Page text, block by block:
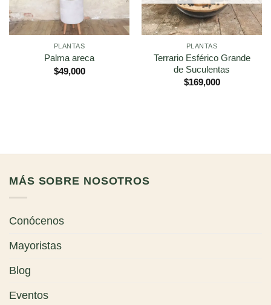
PLANTAS
Palma areca
$49,000
PLANTAS
Terrario Esférico Grande
de Suculentas
$169,000
MÁS SOBRE NOSOTROS
Conócenos
Mayoristas
Blog
Eventos